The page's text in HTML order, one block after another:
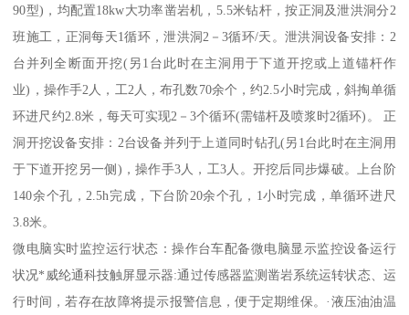
90型)，均配置18kw大功率凿岩机，5.5米钻杆，按正洞及泄洪洞分2
班施工，正洞每天1循环，泄洪洞2－3循环/天。泄洪洞设备安排：2
台并列全断面开挖(另1台此时在主洞用于下道开挖或上道锚杆作
业)，操作手2人，工2人，布孔数70余个，约2.5小时完成，斜掏单循
环进尺约2.8米，每天可实现2－3个循环(需锚杆及喷浆时2循环)。 正
洞开挖设备安排：2台设备并列于上道同时钻孔(另1台此时在主洞用
于下道开挖另一侧)，操作手3人，工3人。开挖后同步爆破。上台阶
140余个孔，2.5h完成，下台阶20余个孔，1小时完成，单循环进尺
3.8米。
微电脑实时监控运行状态：操作台车配备微电脑显示监控设备运行
状况*威纶通科技触屏显示器:通过传感器监测凿岩系统运转状态、运
行时间，若存在故障将提示报警信息，便于定期维保。·液压油油温